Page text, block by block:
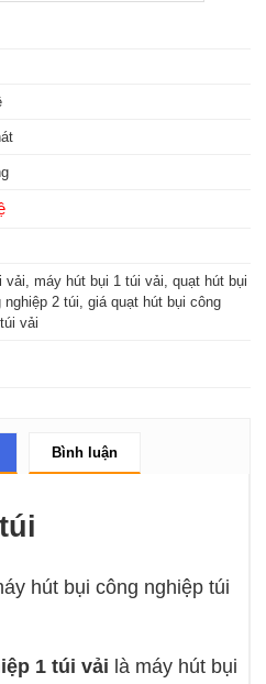
máy hút bụi 1 túi vải, quạt hút bụi
2 túi, giá quạt hút bụi công
vải
Bình luận
hút bụi công nghiệp túi
1 túi vải là máy hút bụi